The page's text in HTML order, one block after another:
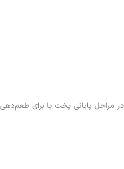
مراحل پایانی پخت یا برای طعم‌دهی